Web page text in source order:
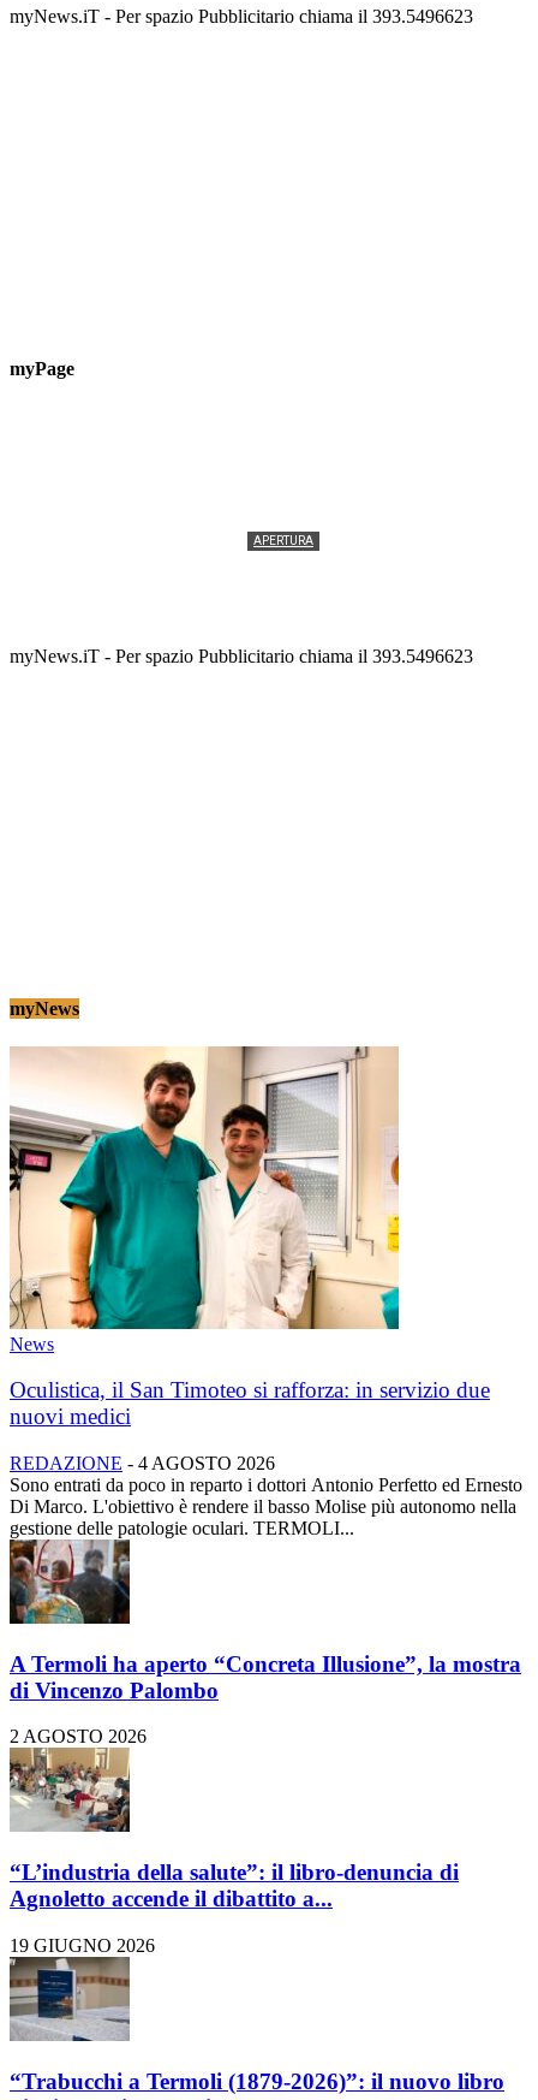
📅 6 Agosto 2026 · 09:00 · 📍 Lungomare C. Colombo
myNews.iT - Per spazio Pubblicitario chiama il 393.5496623
myPage
APERTURA
myNews.iT - Per spazio Pubblicitario chiama il 393.5496623
myNews
News
Oculistica, il San Timoteo si rafforza: in servizio due
nuovi medici
REDAZIONE - 4 AGOSTO 2026
Sono entrati da poco in reparto i dottori Antonio Perfetto ed Ernesto
Di Marco. L'obiettivo è rendere il basso Molise più autonomo nella
gestione delle patologie oculari. TERMOLI...
A Termoli ha aperto “Concreta Illusione”, la mostra
di Vincenzo Palombo
2 AGOSTO 2026
“L’industria della salute”: il libro-denuncia di
Agnoletto accende il dibattito a...
19 GIUGNO 2026
“Trabucchi a Termoli (1879-2026)”: il nuovo libro